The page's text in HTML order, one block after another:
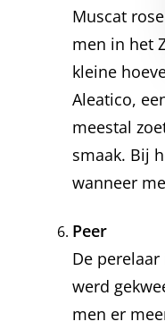
Muscat
men in het
kleine
Aleatico,
meestal
smaak. Bij
wanneer
Peer
De
werd
men er